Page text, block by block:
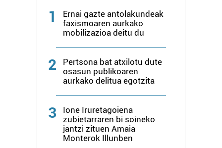
1
Ernai gazte antolakundeak
faxismoaren aurkako
mobilizazioa deitu du
2
Pertsona bat atxilotu dute
osasun publikoaren
aurkako delitua egotzita
3
Ione Iruretagoiena
zubietarraren bi soineko
jantzi zituen Amaia
Monterok Illunben